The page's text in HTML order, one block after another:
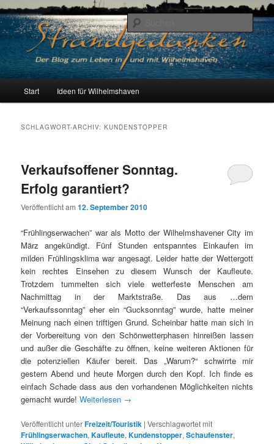
Zum
primären
Inhalt
springen
Zum
sekundären
Inhalt
springenStrandgedanken
Der Blog zum Leben in Wilhelmshaven
Start Ideen für Wilhelmshaven
SCHLAGWORT-ARCHIV:KUNDENSTOPPER
Verkaufsoffener Sonntag.
Erfolg garantiert?
Veröffentlicht am12. September 2010
“Frühlingserwachen” war als Motto der Wilhelmshavener City im
März angekündigt. Fünf Stunden entspanntes Einkaufen im
milden Frühlingsklima war angesagt. Leider hatte der Wettergott
kein rechtes Einsehen zu diesem Wunsch der Kaufleute.
Trotzdem tummelten sich viele wetterfeste Menschen am
Nachmittag in der Marktstraße. Das aus …dem
“Verkaufssonntag” eher ein “Gucksonntag” wurde, hatte meiner
Meinung nach einen triftigen Grund. Scheinbar hatte man sich in
der Vorbereitung von den Schönwetterphasen hinreißen lassen
und außer die Geschäfte zu öffnen, keine weiteren Aktionen für
die potenziellen Käufer bereit. Das „Warum?“ schwirrte mir
gestern Abend und heute Morgen durch den Kopf. Ich finde es
einfach Schade dass aus den vorhandenen Möglichkeiten nichts
gemacht wurde!Weiterlesen →
Veröffentlicht unterFreizeit/Touristik |Verschlagwortet mit
Frühlingserwachen,Kaufleute,Kundenstopper,Schaufenster,